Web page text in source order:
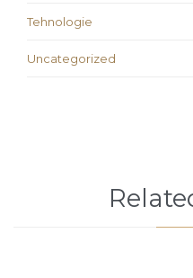
Tehnologie
Uncategorized